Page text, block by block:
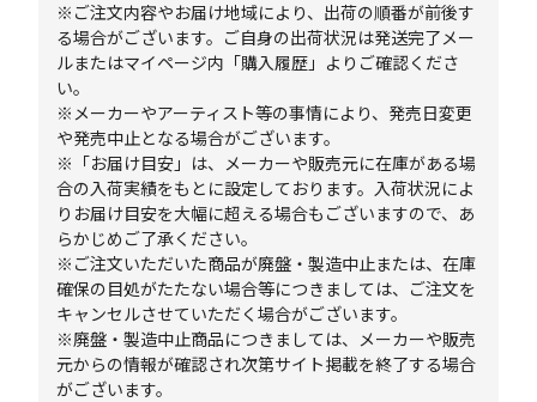
※ご注文内容やお届け地域により、出荷の順番が前後す
る場合がございます。ご自身の出荷状況は発送完了メー
ルまたはマイページ内「購入履歴」よりご確認くださ
い。
※メーカーやアーティスト等の事情により、発売日変更
や発売中止となる場合がございます。
※「お届け目安」は、メーカーや販売元に在庫がある場
合の入荷実績をもとに設定しております。入荷状況によ
りお届け目安を大幅に超える場合もございますので、あ
らかじめご了承ください。
※ご注文いただいた商品が廃盤・製造中止または、在庫
確保の目処がたたない場合等につきましては、ご注文を
キャンセルさせていただく場合がございます。
※廃盤・製造中止商品につきましては、メーカーや販売
元からの情報が確認され次第サイト掲載を終了する場合
がございます。